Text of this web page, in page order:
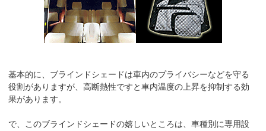
基本的に、ブラインドシェードは車内のプライバシーなどを守る
役割がありますが、高断熱性ですと車内温度の上昇を抑制する効
果があります。
で、このブラインドシェードの嬉しいところは、車種別に専用設